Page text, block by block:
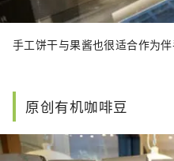
手工饼干与果酱也很适合作为伴
原创有机咖啡豆